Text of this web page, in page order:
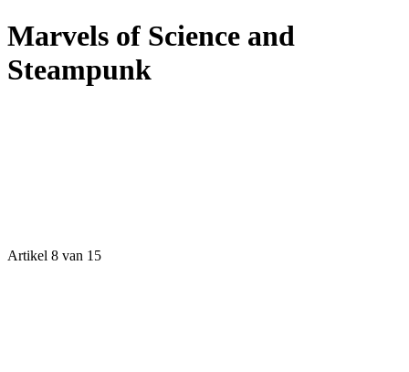
Marvels of Science and
Steampunk
Artikel 8 van 15